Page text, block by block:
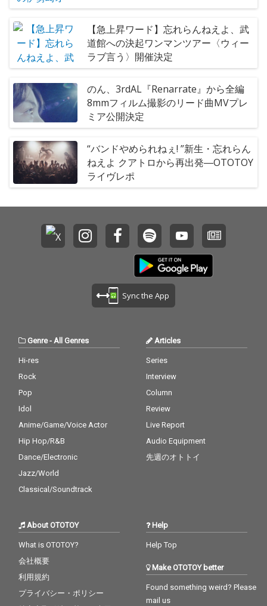
【急上昇ワード】忘れらんねえよ、武
道館への決起ワンマンツアー〈ウィー
ラブ言う〉開催決定
のん、3rdAL『Renarrate』から全編
8mmフィルム撮影のリード曲MVプレ
ミア公開決定
“バンドやめられねぇ! ”新生・忘れらん
ねえよ クアトロから再出発―OTOTOY
ライヴレポ
Sync the App
Genre-All Genres
Hi-res
Rock
Pop
Idol
Anime/Game/Voice Actor
Hip Hop/R&B
Dance/Electronic
Jazz/World
Classical/Soundtrack
Articles
Series
Interview
Column
Review
Live Report
Audio Equipment
先週のオトトイ
About OTOTOY
What is OTOTOY?
会社概要
利用規約
プライバシー・ポリシー
Help
Help Top
Make OTOTOY better
Found something weird? Please
mail us